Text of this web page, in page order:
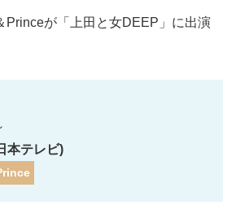
Princeが「上田と女DEEP」に出演
本テレビ)